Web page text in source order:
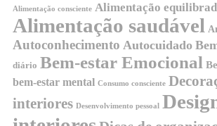
Alimentação consciente Alimentação
Alimentação saudável
Autoconhecimento Autocuidado
diário Bem-estar Emocional
bem-estar mental Consumo consciente
interiores Desenvolvimento pessoal